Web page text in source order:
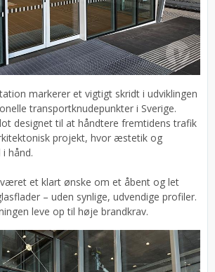
markerer et vigtigt skridt i udviklingen
transportknudepunkter i Sverige.
designet til at håndtere fremtidens trafik
projekt, hvor æstetik og
hånd.
et klart ønske om et åbent og let
– uden synlige, udvendige profiler.
leve op til høje brandkrav.